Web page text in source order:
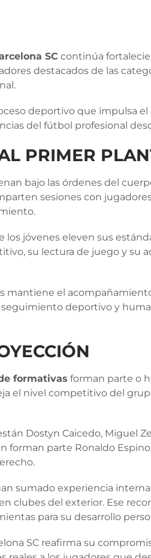
SC continúa
destacados de las
deportivo que impulsa
del fútbol profesional
PRIMER
bajo las órdenes del
sesiones con
jóvenes eleven sus
su lectura de juego y su
mantiene el
seguimiento deportivo y
formativas forman parte o
el nivel competitivo del
Dostyn Caicedo, Miguel
forman parte Ronaldo
sumado experiencia
clubes del exterior. Ese
para su desarrollo
SC reafirma su